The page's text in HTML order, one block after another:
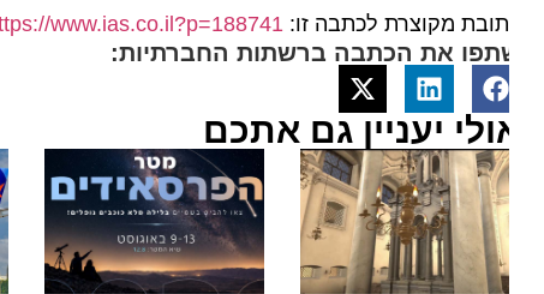
מקוצרת לכתבה זו:https://www.ias.co.il?p=188741
את הכתבה ברשתות החברתיות:
יעניין גם אתכם